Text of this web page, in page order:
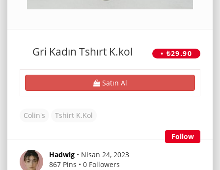
• ₺29.90
Gri Kadın Tshırt K.kol
Satın Al
Colin's Tshirt K.Kol
Follow
Hadwig • Nisan 24, 2023
867 Pins • 0 Followers